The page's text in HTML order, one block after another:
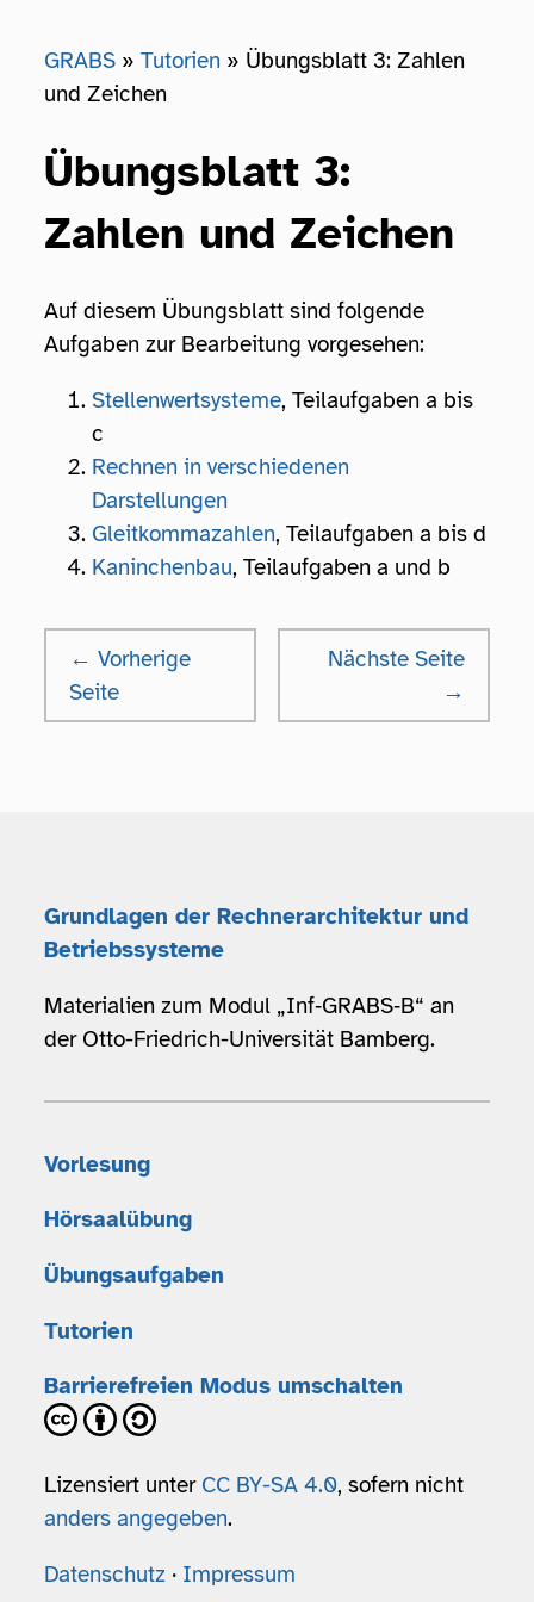
Grundlagen der Rechnerarchitektur und
Betriebssysteme
Materialien zum Modul „Inf‑GRABS‑B“ an
der Otto-Friedrich-Universität Bamberg.
Vorlesung
Hörsaalübung
Übungsaufgaben
Tutorien
Barrierefreien Modus umschalten
Lizensiert unter CC BY-SA 4.0, sofern nicht
anders angegeben.
Datenschutz · Impressum
GRABS Tutorien
Übungsblatt 3: Zahlen
und Zeichen
Übungsblatt 3:
Zahlen und Zeichen
Auf diesem Übungsblatt sind folgende
Aufgaben zur Bearbeitung vorgesehen:
Stellenwertsysteme, Teilaufgaben a bis
c
Rechnen in verschiedenen
Darstellungen
Gleitkommazahlen, Teilaufgaben a bis d
Kaninchenbau, Teilaufgaben a und b
← Vorherige
Seite
Nächste Seite
→